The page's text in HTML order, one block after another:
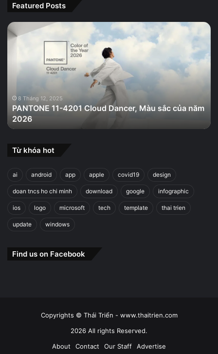
Featured Posts
PANTONE
11-
Màu
của
năm
2026
8 Tháng 12, 2025
PANTONE 11-4201 Cloud Dancer, Màu sắc của năm
2026
Từ khóa hot
ai android app apple covid19 design
doan tncs ho chi minh download google infographic
ios logo microsoft tech template thai trien
update windows
Find us on Facebook
Copyrights © Thái Triển - www.thaitrien.com
2026 All rights Reserved.
About
Contact Our Staff Advertise